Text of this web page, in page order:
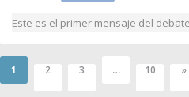
Este es el primer mensaje del
1 2 3 … 10 »